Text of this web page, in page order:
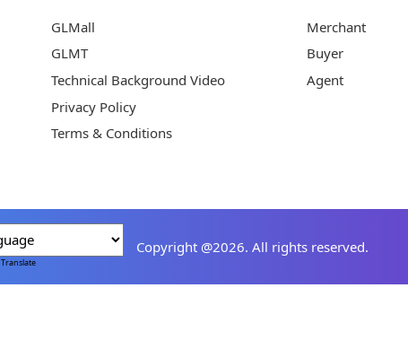
GLMall
GLMT
Technical Background Video
Privacy Policy
Terms & Conditions
Merchant
Buyer
Agent
Translate
Copyright @2026. All rights reserved.